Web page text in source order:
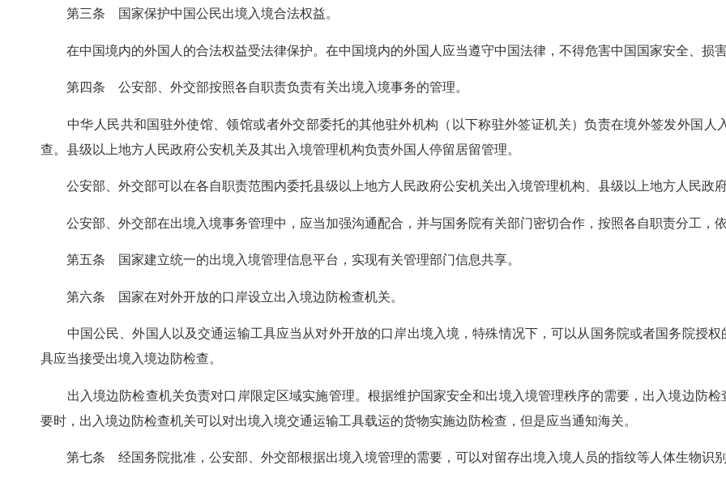
第三条 国家保护中国公民出境入境合法权益。
在中国境内的外国人的合法权益受法律保护。在中国境内的外国人应当遵守中国法律，不得危害中国国家安全、损
第四条 公安部、外交部按照各自职责负责有关出境入境事务的管理。
中华人民共和国驻外使馆、领馆或者外交部委托的其他驻外机构（以下称驻外签证机关）负责在境外签发外国人
查。县级以上地方人民政府公安机关及其出入境管理机构负责外国人停留居留管理。
公安部、外交部可以在各自职责范围内委托县级以上地方人民政府公安机关出入境管理机构、县级以上地方人民政
公安部、外交部在出境入境事务管理中，应当加强沟通配合，并与国务院有关部门密切合作，按照各自职责分工，
第五条 国家建立统一的出境入境管理信息平台，实现有关管理部门信息共享。
第六条 国家在对外开放的口岸设立出入境边防检查机关。
中国公民、外国人以及交通运输工具应当从对外开放的口岸出境入境，特殊情况下，可以从国务院或者国务院授权
具应当接受出境入境边防检查。
出入境边防检查机关负责对口岸限定区域实施管理。根据维护国家安全和出境入境管理秩序的需要，出入境边防检
要时，出入境边防检查机关可以对出境入境交通运输工具载运的货物实施边防检查，但是应当通知海关。
第七条 经国务院批准，公安部、外交部根据出境入境管理的需要，可以对留存出境入境人员的指纹等人体生物识